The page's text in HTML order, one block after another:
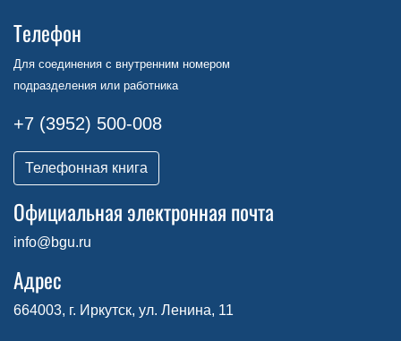
Телефон
Для соединения с внутренним номером
подразделения или работника
+7 (3952) 500-008
Телефонная книга
Официальная электронная почта
info@bgu.ru
Адрес
664003, г. Иркутск, ул. Ленина, 11